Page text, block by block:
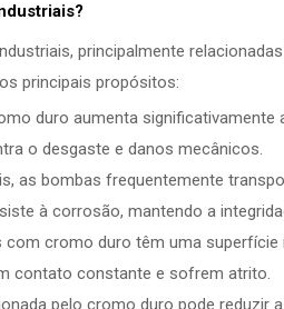
?
principalmente
principais propósitos:
duro aumenta significativamente
o desgaste e danos mecânicos.
as bombas frequentemente
à corrosão, mantendo a
com cromo duro têm uma superfície
contato constante e sofrem atrito.
pelo cromo duro pode reduzir